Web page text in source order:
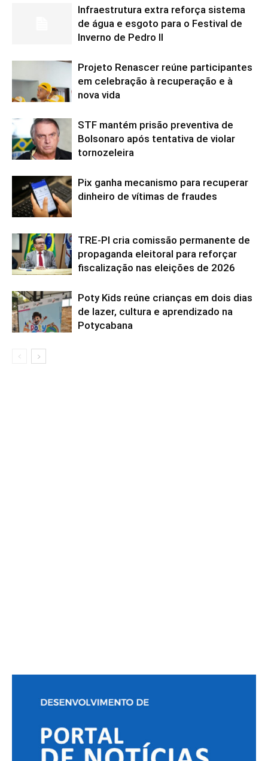
Infraestrutura extra reforça sistema
de água e esgoto para o Festival de
Inverno de Pedro II
Projeto Renascer reúne participantes
em celebração à recuperação e à
nova vida
STF mantém prisão preventiva de
Bolsonaro após tentativa de violar
tornozeleira
Pix ganha mecanismo para recuperar
dinheiro de vítimas de fraudes
TRE-PI cria comissão permanente de
propaganda eleitoral para reforçar
fiscalização nas eleições de 2026
Poty Kids reúne crianças em dois dias
de lazer, cultura e aprendizado na
Potycabana